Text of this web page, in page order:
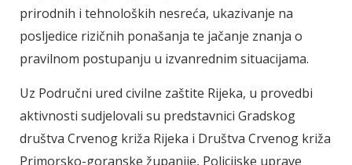
prirodnih i tehnoloških nesreća, ukazivanje na
posljedice rizičnih ponašanja te jačanje znanja o
pravilnom postupanju u izvanrednim situacijama.
Uz Područni ured civilne zaštite Rijeka, u provedbi
aktivnosti sudjelovali su predstavnici Gradskog
društva Crvenog križa Rijeka i Društva Crvenog križa
Primorsko-goranske županije, Policijske uprave